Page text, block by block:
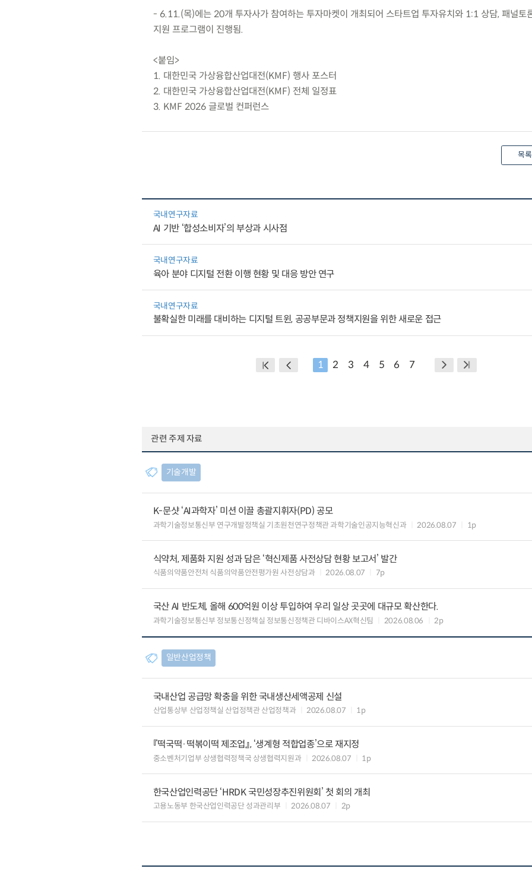
- 6.11.(목)에는 20개 투자사가 참여하는 투자마켓이 개최되어 스타트업 투자유치와 1:1 상담, 패널토
지원 프로그램이 진행됨.
<붙임>
1. 대한민국 가상융합산업대전(KMF) 행사 포스터
2. 대한민국 가상융합산업대전(KMF) 전체 일정표
3. KMF 2026 글로벌 컨퍼런스
목
국내연구자료
AI 기반 ‘합성소비자’의 부상과 시사점
국내연구자료
육아 분야 디지털 전환 이행 현황 및 대응 방안 연구
국내연구자료
불확실한 미래를 대비하는 디지털 트윈, 공공부문과 정책지원을 위한 새로운 접근
1 2 3 4 5 6 7
관련 주제 자료
기술개발
K-문샷 ‘AI과학자’ 미션 이끌 총괄지휘자(PD) 공모
과학기술정보통신부 연구개발정책실 기초원천연구정책관 과학기술인공지능혁신과 2026.08.07 1p
식약처, 제품화 지원 성과 담은 ‘혁신제품 사전상담 현황 보고서’ 발간
식품의약품안전처 식품의약품안전평가원 사전상담과 2026.08.07 7p
국산 AI 반도체, 올해 600억원 이상 투입하여 우리 일상 곳곳에 대규모 확산한다.
과학기술정보통신부 정보통신정책실 정보통신정책관 디바이스AX혁신팀 2026.08.06 2p
일반산업정책
국내산업 공급망 확충을 위한 국내생산세액공제 신설
산업통상부 산업정책실 산업정책관 산업정책과 2026.08.07 1p
『떡국떡·떡볶이떡 제조업』, ‘생계형 적합업종’으로 재지정
중소벤처기업부 상생협력정책국 상생협력지원과 2026.08.07 1p
한국산업인력공단 ‘HRDK 국민성장추진위원회’ 첫 회의 개최
고용노동부 한국산업인력공단 성과관리부 2026.08.07 2p